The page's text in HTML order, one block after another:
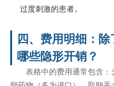
过度刺激的患者。
四、费用明细：
哪些隐形开销？
表格中的费用通常包含